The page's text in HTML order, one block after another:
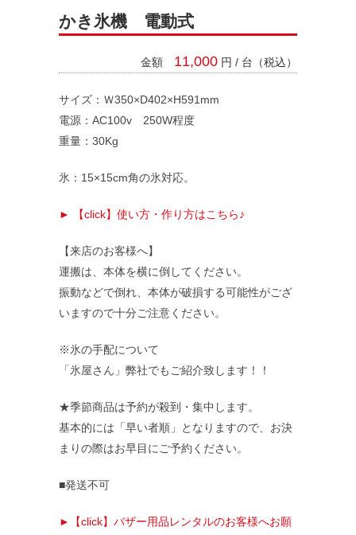
支払い方法
レンタル規約
かき氷機 電動式
金額 11,000 円 / 台（税込）
サイズ：Ｗ350×D402×H591mm
電源：AC100v 250W程度
重量：30Kg
氷：15×15cm角の氷対応。
► 【click】使い方・作り方はこちら♪
【来店のお客様へ】
運搬は、本体を横に倒してください。
振動などで倒れ、本体が破損する可能性がござ
いますので十分ご注意ください。
※氷の手配について
「氷屋さん」弊社でもご紹介致します！！
★季節商品は予約が殺到・集中します。
基本的には「早い者順」となりますので、お決
まりの際はお早目にご予約ください。
■発送不可
►【click】バザー用品レンタルのお客様へお願